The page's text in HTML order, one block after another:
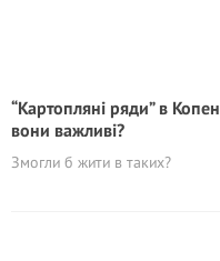
“Картопляні ряди” в
вони важливі?
Змогли б жити в таких?